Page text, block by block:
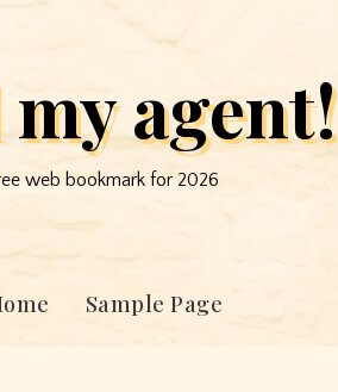
agent!
web bookmark for 2026
Sample Page